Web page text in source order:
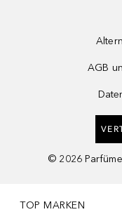
AGB
© 2026
TOP MARKEN